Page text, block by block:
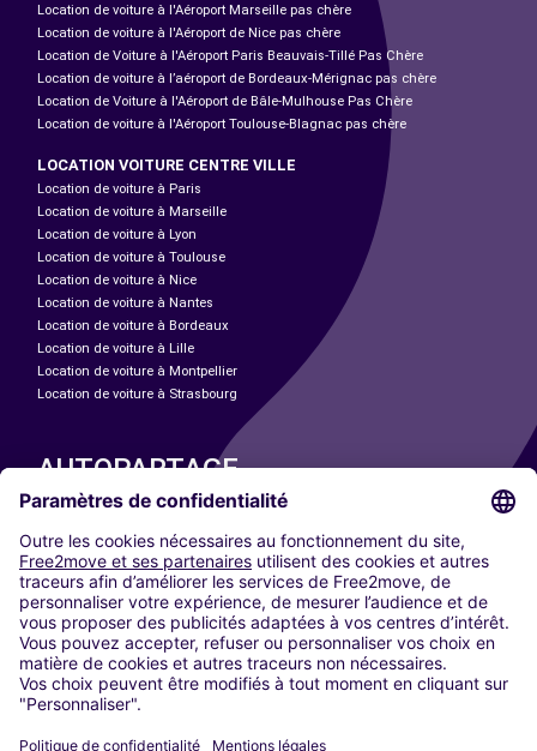
Location de voiture à l'Aéroport Marseille pas chère
Location de voiture à l'Aéroport de Nice pas chère
Location de Voiture à l'Aéroport Paris Beauvais-Tillé Pas Chère
Location de voiture à l’aéroport de Bordeaux-Mérignac pas chère
Location de Voiture à l'Aéroport de Bâle-Mulhouse Pas Chère
Location de voiture à l'Aéroport Toulouse-Blagnac pas chère
LOCATION VOITURE CENTRE VILLE
Location de voiture à Paris
Location de voiture à Marseille
Location de voiture à Lyon
Location de voiture à Toulouse
Location de voiture à Nice
Location de voiture à Nantes
Location de voiture à Bordeaux
Location de voiture à Lille
Location de voiture à Montpellier
Location de voiture à Strasbourg
AUTOPARTAGE
Paris
Madrid
Washington DC
Milan
Rome
Turin
Vienne
Berlin
Düsseldorf